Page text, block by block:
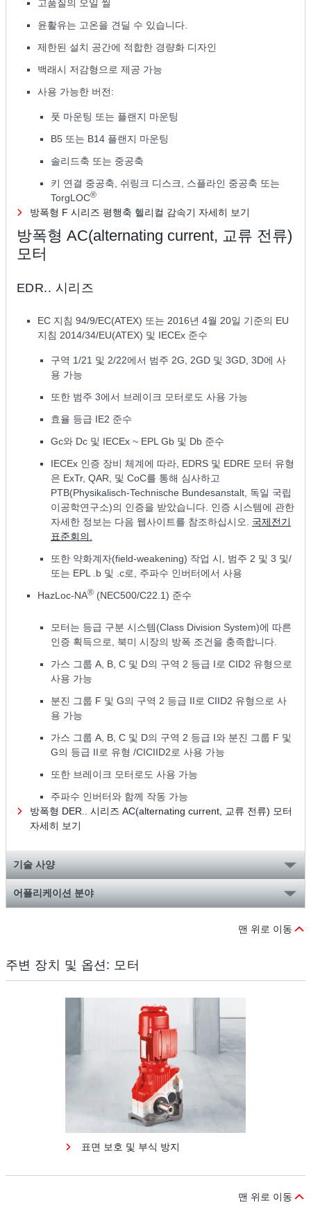
고품질의 오일 씰
윤활유는 고온을 견딜 수 있습니다.
제한된 설치 공간에 적합한 경량화 디자인
백래시 저감형으로 제공 가능
사용 가능한 버전:
풋 마운팅 또는 플랜지 마운팅
B5 또는 B14 플랜지 마운팅
솔리드축 또는 중공축
키 연결 중공축, 쉬링크 디스크, 스플라인 중공축 또는
TorgLOC®
방폭형 F 시리즈 평행축 헬리컬 감속기 자세히 보기
방폭형 AC(alternating current, 교류 전류)
모터
EDR.. 시리즈
EC 지침 94/9/EC(ATEX) 또는 2016년 4월 20일 기준의 EU
지침 2014/34/EU(ATEX) 및 IECEx 준수
구역 1/21 및 2/22에서 범주 2G, 2GD 및 3GD, 3D에 사
용 가능
또한 범주 3에서 브레이크 모터로도 사용 가능
효율 등급 IE2 준수
Gc와 Dc 및 IECEx ~ EPL Gb 및 Db 준수
IECEx 인증 장비 체계에 따라, EDRS 및 EDRE 모터 유형
은 ExTr, QAR, 및 CoC를 통해 심사하고
PTB(Physikalisch-Technische Bundesanstalt, 독일 국립
이공학연구소)의 인증을 받았습니다. 인증 시스템에 관한
자세한 정보는 다음 웹사이트를 참조하십시오. 국제전기
표준회의.
또한 약화계자(field-weakening) 작업 시, 범주 2 및 3 및/
또는 EPL .b 및 .c로, 주파수 인버터에서 사용
HazLoc-NA® (NEC500/C22.1) 준수
모터는 등급 구분 시스템(Class Division System)에 따른
인증 획득으로, 북미 시장의 방폭 조건을 충족합니다.
가스 그룹 A, B, C 및 D의 구역 2 등급 I로 CID2 유형으로
사용 가능
분진 그룹 F 및 G의 구역 2 등급 II로 CIID2 유형으로 사
용 가능
가스 그룹 A, B, C 및 D의 구역 2 등급 I와 분진 그룹 F 및
G의 등급 II로 유형 /CICIID2로 사용 가능
또한 브레이크 모터로도 사용 가능
주파수 인버터와 함께 작동 가능
방폭형 DER.. 시리즈 AC(alternating current, 교류 전류) 모터
자세히 보기
기술 사양
어플리케이션 분야
맨 위로 이동
주변 장치 및 옵션: 모터
표면 보호 및 부식 방지
맨 위로 이동